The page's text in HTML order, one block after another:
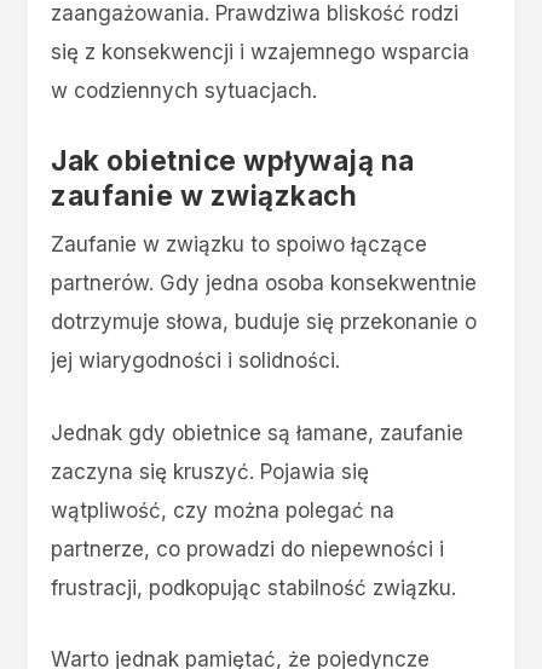
zaangażowania. Prawdziwa bliskość rodzi
się z konsekwencji i wzajemnego wsparcia
w codziennych sytuacjach.
Jak obietnice wpływają na
zaufanie w związkach
Zaufanie w związku to spoiwo łączące
partnerów. Gdy jedna osoba konsekwentnie
dotrzymuje słowa, buduje się przekonanie o
jej wiarygodności i solidności.
Jednak gdy obietnice są łamane, zaufanie
zaczyna się kruszyć. Pojawia się
wątpliwość, czy można polegać na
partnerze, co prowadzi do niepewności i
frustracji, podkopując stabilność związku.
Warto jednak pamiętać, że pojedyncze